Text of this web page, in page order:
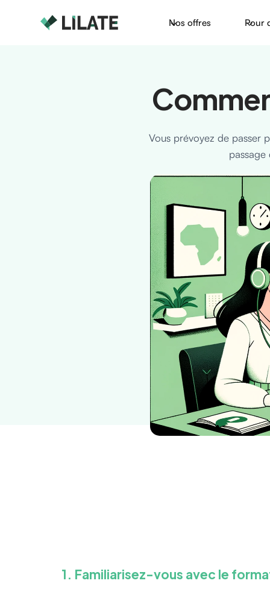
Nos offres Pour
Vous prévoyez de passer
1. Familiarisez-vous avec le